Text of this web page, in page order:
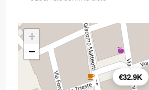
€32.9K
+
−